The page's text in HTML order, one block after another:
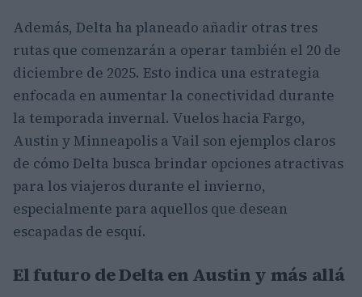
Además, Delta ha planeado añadir otras tres
rutas que comenzarán a operar también el 20 de
diciembre de 2025. Esto indica una estrategia
enfocada en aumentar la conectividad durante
la temporada invernal. Vuelos hacia Fargo,
Austin y Minneapolis a Vail son ejemplos claros
de cómo Delta busca brindar opciones atractivas
para los viajeros durante el invierno,
especialmente para aquellos que desean
escapadas de esquí.
El futuro de Delta en Austin y más allá